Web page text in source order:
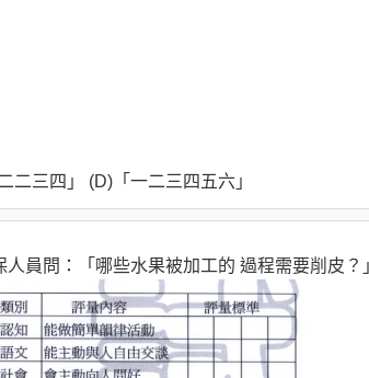
二三四」 (D)「一二三四五六」
員問：「哪些水果被加工的 過程需要削皮？